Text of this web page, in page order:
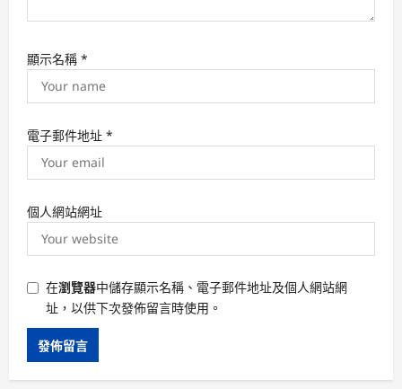
顯示名稱 *
電子郵件地址 *
個人網站網址
在瀏覽器中儲存顯示名稱、電子郵件地址及個人網站網
址，以供下次發佈留言時使用。